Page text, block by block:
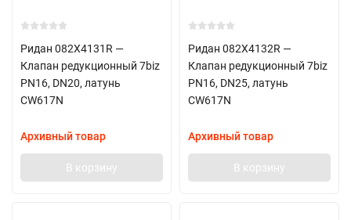
Ридан 082X4131R —
Клапан редукционный 7biz
PN16, DN20, латунь
CW617N
Архивный товар
В корзину
Ридан 082X4132R —
Клапан редукционный 7biz
PN16, DN25, латунь
CW617N
Архивный товар
В корзину